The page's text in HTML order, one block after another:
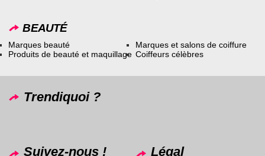
BEAUTÉ
Marques beauté
Produits de beauté et maquillage
Marques et salons de coiffure
Coiffeurs célèbres
Trendiquoi ?
Suivez-nous ! Légal